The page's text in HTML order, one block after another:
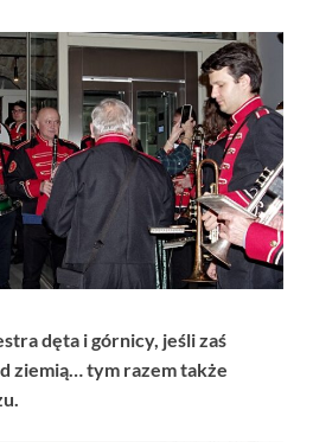
dęta i górnicy, jeśli zaś
ziemią… tym razem także